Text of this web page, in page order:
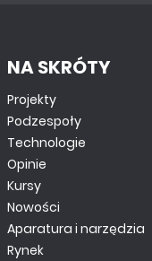
NA SKRÓTY
Projekty
Podzespoły
Technologie
Opinie
Kursy
Nowości
Aparatura i narzędzia
Rynek